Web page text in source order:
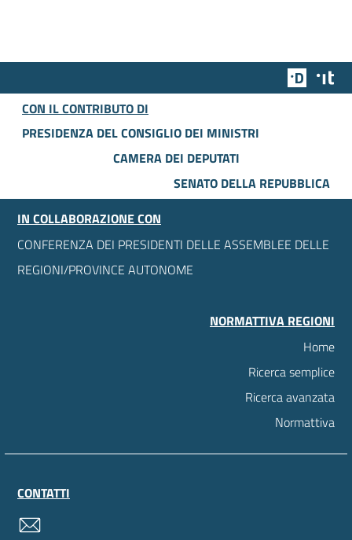
Team
CON IL CONTRIBUTO DI
PRESIDENZA DEL CONSIGLIO DEI MINISTRI
CAMERA DEI DEPUTATI
SENATO DELLA REPUBBLICA
IN COLLABORAZIONE CON
CONFERENZA DEI PRESIDENTI DELLE ASSEMBLEE DELLE
REGIONI/PROVINCE AUTONOME
NORMATTIVA REGIONI
Home
Ricerca semplice
Ricerca avanzata
Normattiva
CONTATTI